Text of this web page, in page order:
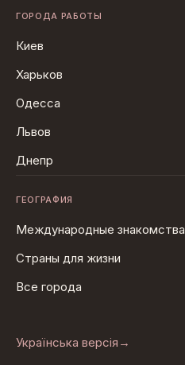
ГОРОДА РАБОТЫ
Киев
Харьков
Одесса
Львов
Днепр
ГЕОГРАФИЯ
Международные знакомства
Страны для жизни
Все города
Українська версія →